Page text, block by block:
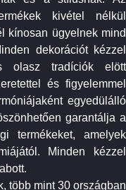
kivétel nélkül
kínosan ügyelnek mind
dekorációt kézzel
olasz tradíciók elött
és figyelemmel
egyedülálló
garantálja a
termékeket, amelyek
Minden kézzel
több mint 30 országban